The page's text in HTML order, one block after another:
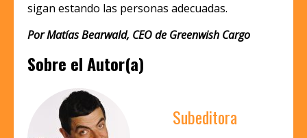
sigan estando las personas adecuadas.
Por Matías Bearwald, CEO de Greenwish Cargo
Sobre el Autor(a)
Subeditora